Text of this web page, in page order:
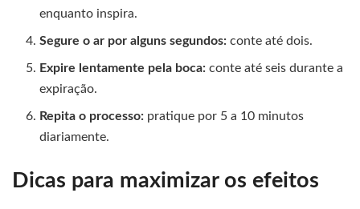
enquanto inspira.
Segure o ar por alguns segundos: conte até dois.
Expire lentamente pela boca: conte até seis durante a
expiração.
Repita o processo: pratique por 5 a 10 minutos
diariamente.
Dicas para maximizar os efeitos